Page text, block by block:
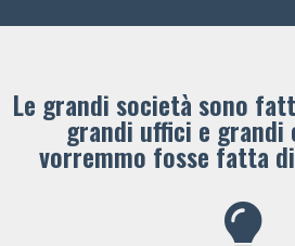
Le grandi società sono
grandi uffici e grandi
vorremmo fosse fatta